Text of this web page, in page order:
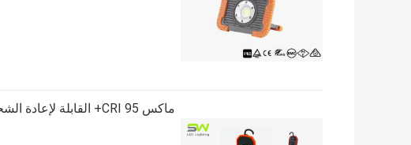
ماكس CRI 95+ القابلة لإعادة الشحن المحمولة أدى ضوء العمل لتفصيل السيارات ، وتلميع